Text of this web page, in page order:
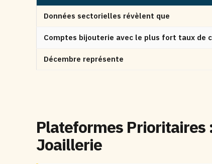
Données sectorielles révèlent que
Comptes bijouterie avec le plus fort taux de
Décembre représente
Plateformes
Joaillerie